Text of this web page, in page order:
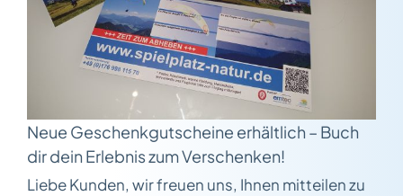
Neue Geschenkgutscheine erhältlich – Buch
dir dein Erlebnis zum Verschenken!
Liebe Kunden, wir freuen uns, Ihnen mitteilen zu